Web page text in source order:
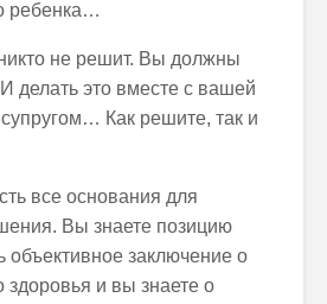
ребенка…
не решит. Вы должны
делать это вместе с вашей
Как решите, так и
все основания для
Вы знаете позицию
объективное заключение о
здоровья и вы знаете о